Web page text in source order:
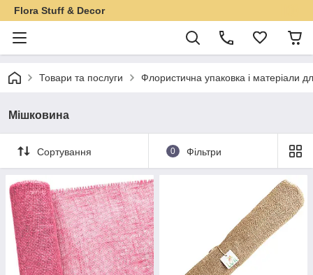
Flora Stuff & Decor
Товари та послуги Флористична упаковка і матеріали
Мішковина
Сортування 0 Фільтри